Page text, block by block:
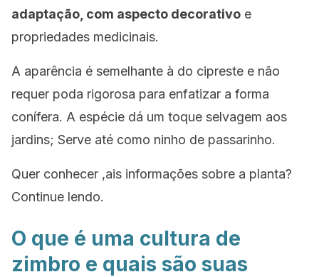
adaptação, com aspecto decorativo e
propriedades medicinais.
A aparência é semelhante à do cipreste e não
requer poda rigorosa para enfatizar a forma
conífera. A espécie dá um toque selvagem aos
jardins; Serve até como ninho de passarinho.
Quer conhecer ,ais informações sobre a planta?
Continue lendo.
O que é uma cultura de
zimbro e quais são suas